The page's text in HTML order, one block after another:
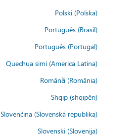
Polski (Polska)
Português (Brasil)
Português (Portugal)
Quechua simi (America Latina)
Română (România)
Shqip (shqipëri)
Slovenčina (Slovenská republika)
Slovenski (Slovenija)